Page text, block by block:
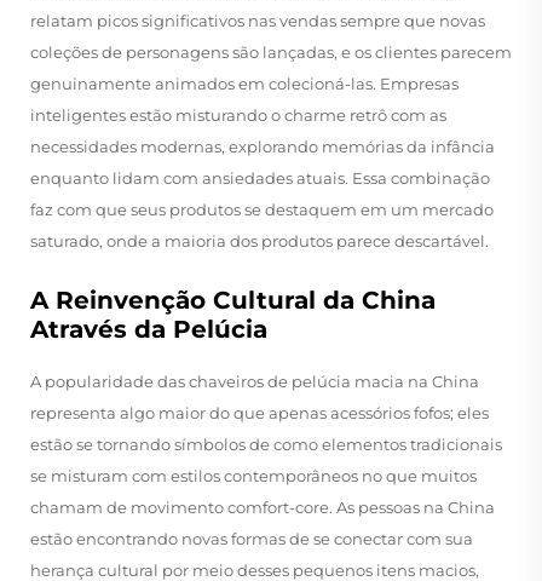
relatam picos significativos nas vendas sempre que novas
coleções de personagens são lançadas, e os clientes parecem
genuinamente animados em colecioná-las. Empresas
inteligentes estão misturando o charme retrô com as
necessidades modernas, explorando memórias da infância
enquanto lidam com ansiedades atuais. Essa combinação
faz com que seus produtos se destaquem em um mercado
saturado, onde a maioria dos produtos parece descartável.
A Reinvenção Cultural da China
Através da Pelúcia
A popularidade das chaveiros de pelúcia macia na China
representa algo maior do que apenas acessórios fofos; eles
estão se tornando símbolos de como elementos tradicionais
se misturam com estilos contemporâneos no que muitos
chamam de movimento comfort-core. As pessoas na China
estão encontrando novas formas de se conectar com sua
herança cultural por meio desses pequenos itens macios,